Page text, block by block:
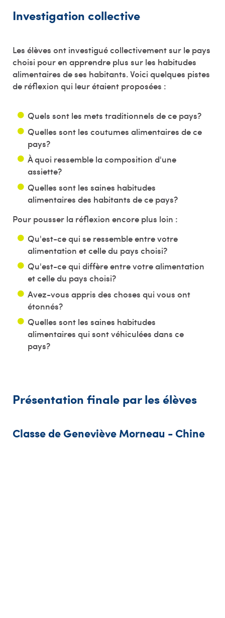
Investigation collective
Les élèves ont investigué collectivement sur le pays
choisi pour en apprendre plus sur les habitudes
alimentaires de ses habitants. Voici quelques pistes
de réflexion qui leur étaient proposées :
Quels sont les mets traditionnels de ce pays?
Quelles sont les coutumes alimentaires de ce
pays?
À quoi ressemble la composition d'une
assiette?
Quelles sont les saines habitudes
alimentaires des habitants de ce pays?
Pour pousser la réflexion encore plus loin :
Qu'est-ce qui se ressemble entre votre
alimentation et celle du pays choisi?
Qu'est-ce qui diffère entre votre alimentation
et celle du pays choisi?
Avez-vous appris des choses qui vous ont
étonnés?
Quelles sont les saines habitudes
alimentaires qui sont véhiculées dans ce
pays?
Présentation finale par les élèves
Classe de Geneviève Morneau - Chine